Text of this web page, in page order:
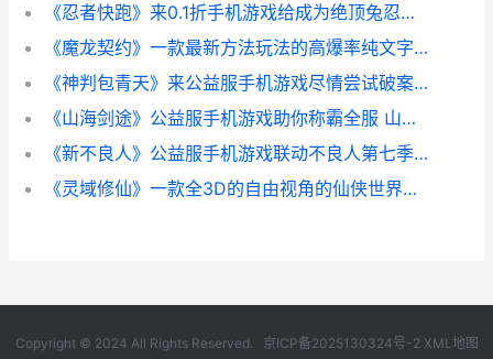
《忍者快跑》来0.1折手机游戏给成为绝顶兔忍一步步迈进 《忍者快跑》来自哪里
《魔龙契约》一款最新方法玩法的高爆率纯文字打造的传奇手机游戏公益服 魔龙契约为什么玩不了
《神判包青天》来公益服手机游戏尽情尝试破案给大家带来的趣味 神捕包青天电视剧
《山海剑途》公益服手机游戏助你称霸全服 山海剑心第二季
《新不良人》公益服手机游戏联动不良人第七季：九幽玄天 《新不良人》公主是谁
《灵域修仙》一款全3D的自由视角的仙侠世界公益服手机游戏 灵域修仙是什么游戏
Copyright © 2024 All Rights Reserved. 京ICP备2025130324号-2 XML地图